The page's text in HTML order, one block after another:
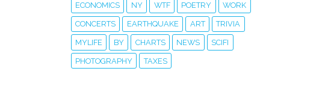
ECONOMICS NY WTF POETRY WORK
CONCERTS EARTHQUAKE ART TRIVIA
MYLIFE BY CHARTS NEWS SCIFI
PHOTOGRAPHY TAXES